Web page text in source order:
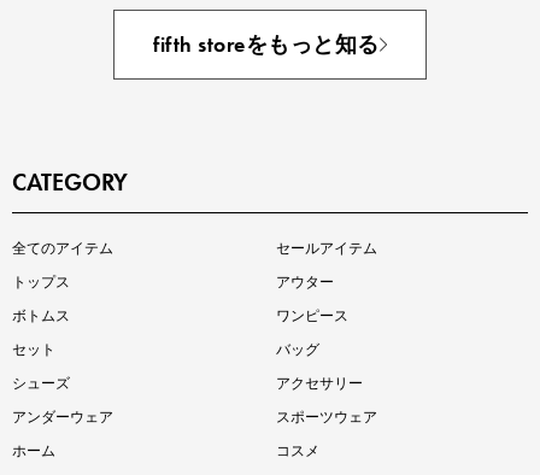
fifth storeをもっと知る
CATEGORY
全てのアイテム
セールアイテム
トップス
アウター
ボトムス
ワンピース
セット
バッグ
シューズ
アクセサリー
アンダーウェア
スポーツウェア
ホーム
コスメ